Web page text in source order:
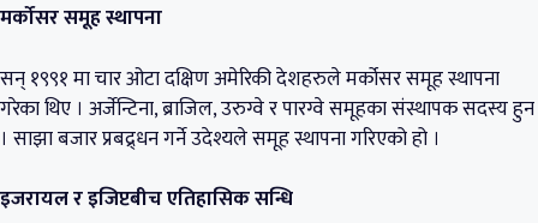
मर्कोसर समूह स्थापना
सन् १९९१ मा चार ओटा दक्षिण अमेरिकी देशहरुले मर्कोसर समूह स्थापना
गरेका थिए । अर्जेन्टिना, ब्राजिल, उरुग्वे र पारग्वे समूहका संस्थापक सदस्य हुन
। साझा बजार प्रबद्र्धन गर्ने उदेश्यले समूह स्थापना गरिएको हो ।
इजरायल र इजिप्टबीच एतिहासिक सन्धि